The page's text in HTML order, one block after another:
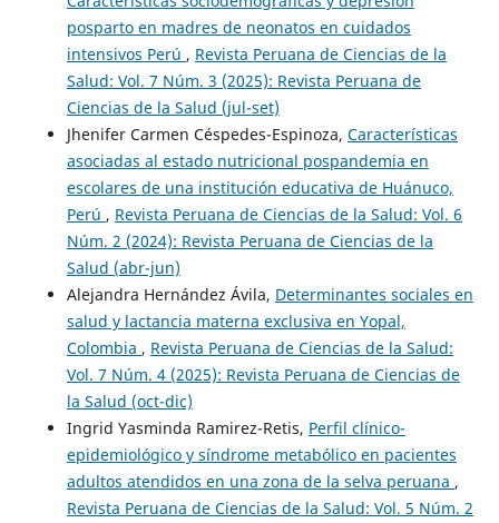
posparto en madres de neonatos en cuidados
intensivos Perú , Revista Peruana de Ciencias de la
Salud: Vol. 7 Núm. 3 (2025): Revista Peruana de
Ciencias de la Salud (jul-set)
Jhenifer Carmen Céspedes-Espinoza, Características
asociadas al estado nutricional pospandemia en
escolares de una institución educativa de Huánuco,
Perú , Revista Peruana de Ciencias de la Salud: Vol. 6
Núm. 2 (2024): Revista Peruana de Ciencias de la
Salud (abr-jun)
Alejandra Hernández Ávila, Determinantes sociales en
salud y lactancia materna exclusiva en Yopal,
Colombia , Revista Peruana de Ciencias de la Salud:
Vol. 7 Núm. 4 (2025): Revista Peruana de Ciencias de
la Salud (oct-dic)
Ingrid Yasminda Ramirez-Retis, Perfil clínico-
epidemiológico y síndrome metabólico en pacientes
adultos atendidos en una zona de la selva peruana ,
Revista Peruana de Ciencias de la Salud: Vol. 5 Núm. 2